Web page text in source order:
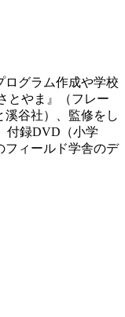
ログラム作成や学校
とやま』（フレー
谷社）、監修をし
付録DVD（小学
フィールド学舎のデ